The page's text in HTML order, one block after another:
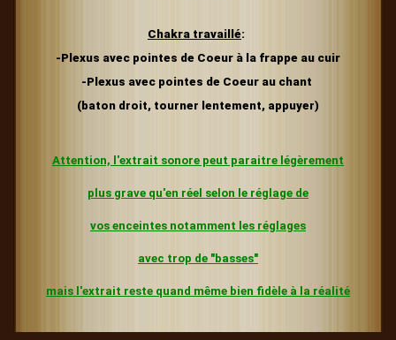
Chakra travaillé:
-Plexus avec pointes de Coeur à la frappe au cuir
-Plexus avec pointes de Coeur au chant
(baton droit, tourner lentement, appuyer)
Attention, l'extrait sonore peut paraitre légèrement
plus grave qu'en réel selon le réglage de
vos enceintes notamment les réglages
avec trop de "basses"
mais l'extrait reste quand même bien fidèle à la réalité